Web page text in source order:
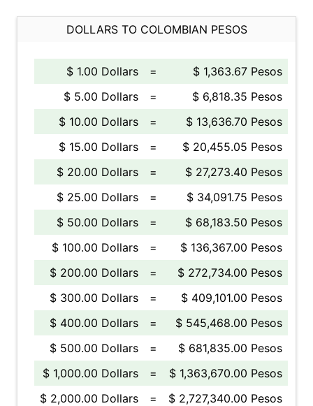
DOLLARS TO COLOMBIAN PESOS
$ 1.00 Dollars =
$ 1,363.67 Pesos
$ 5.00 Dollars
=
$ 6,818.35 Pesos
$ 10.00 Dollars
=
$ 13,636.70 Pesos
$ 15.00 Dollars
=
$ 20,455.05 Pesos
$ 20.00 Dollars
=
$ 27,273.40 Pesos
$ 25.00 Dollars
=
$ 34,091.75 Pesos
$ 50.00 Dollars
=
$ 68,183.50 Pesos
$ 100.00 Dollars
=
$ 136,367.00 Pesos
$ 200.00 Dollars
=
$ 272,734.00 Pesos
$ 300.00 Dollars
=
$ 409,101.00 Pesos
$ 400.00 Dollars
=
$ 545,468.00 Pesos
$ 500.00 Dollars
=
$ 681,835.00 Pesos
$ 1,000.00 Dollars
=
$ 1,363,670.00 Pesos
$ 2,000.00 Dollars
=
$ 2,727,340.00 Pesos